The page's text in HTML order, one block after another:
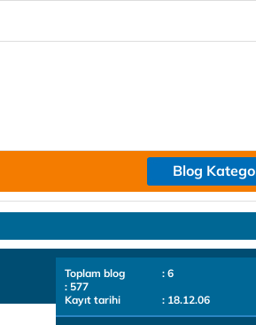
Blog
Toplam blog
: 6
: 577
Kayıt tarihi
: 18.12.06